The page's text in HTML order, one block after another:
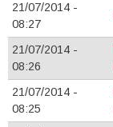
21/07/2014 -
08:27
21/07/2014 -
08:26
21/07/2014 -
08:25